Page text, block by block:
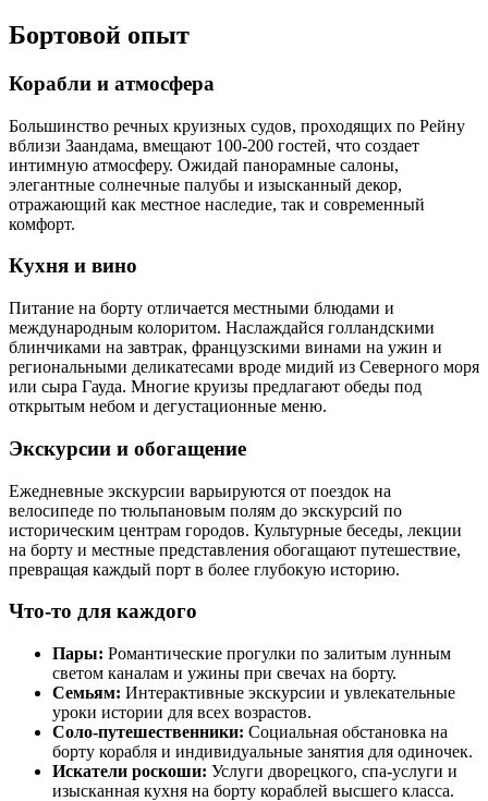
Бортовой опыт
Корабли и атмосфера
Большинство речных круизных судов, проходящих по Рейну
вблизи Заандама, вмещают 100-200 гостей, что создает
интимную атмосферу. Ожидай панорамные салоны,
элегантные солнечные палубы и изысканный декор,
отражающий как местное наследие, так и современный
комфорт.
Кухня и вино
Питание на борту отличается местными блюдами и
международным колоритом. Наслаждайся голландскими
блинчиками на завтрак, французскими винами на ужин и
региональными деликатесами вроде мидий из Северного моря
или сыра Гауда. Многие круизы предлагают обеды под
открытым небом и дегустационные меню.
Экскурсии и обогащение
Ежедневные экскурсии варьируются от поездок на
велосипеде по тюльпановым полям до экскурсий по
историческим центрам городов. Культурные беседы, лекции
на борту и местные представления обогащают путешествие,
превращая каждый порт в более глубокую историю.
Что-то для каждого
Пары: Романтические прогулки по залитым лунным
светом каналам и ужины при свечах на борту.
Семьям: Интерактивные экскурсии и увлекательные
уроки истории для всех возрастов.
Соло-путешественники: Социальная обстановка на
борту корабля и индивидуальные занятия для одиночек.
Искатели роскоши: Услуги дворецкого, спа-услуги и
изысканная кухня на борту кораблей высшего класса.